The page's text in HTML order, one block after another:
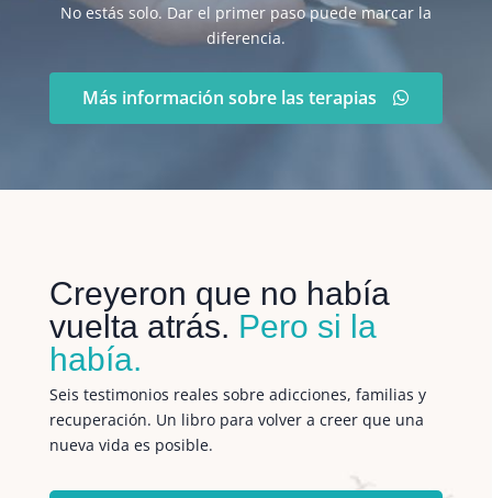
No estás solo. Dar el primer paso puede marcar la
diferencia.
Más información sobre las terapias
Creyeron que no había
vuelta atrás. Pero si la
había.
Seis testimonios reales sobre adicciones, familias y
recuperación. Un libro para volver a creer que una
nueva vida es posible.